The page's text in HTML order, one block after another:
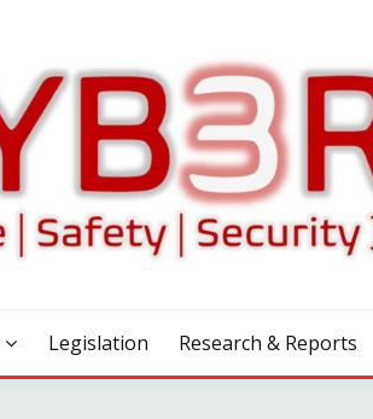
Legislation Research & Reports